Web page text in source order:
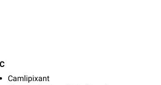
C
Camlipixant